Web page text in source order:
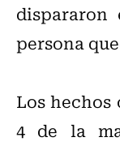
persona
Los
4 de la